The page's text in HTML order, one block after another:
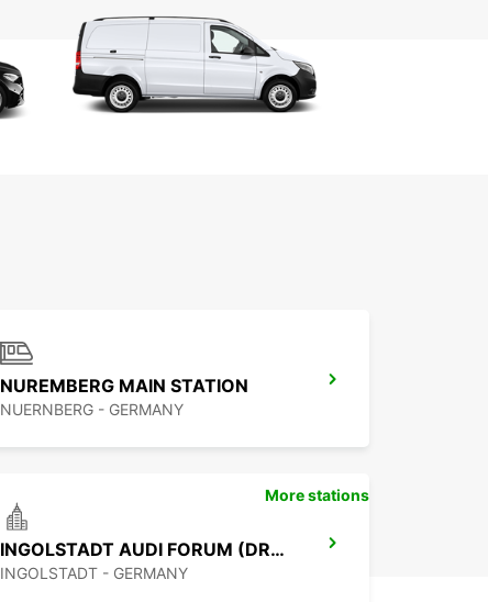
NUREMBERG MAIN STATION
NUERNBERG - GERMANY
INGOLSTADT AUDI FORUM (DROP-OFF ONLY)
INGOLSTADT - GERMANY
More stations